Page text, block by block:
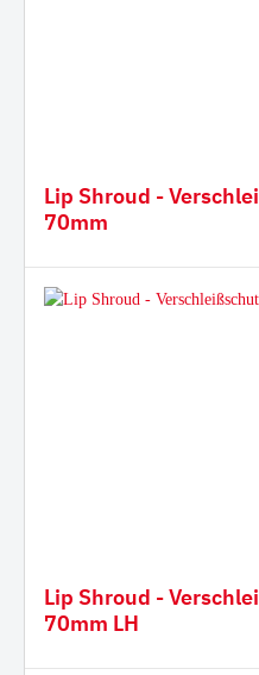
Lip Shroud -
70mm
Lip Shroud -
70mm LH